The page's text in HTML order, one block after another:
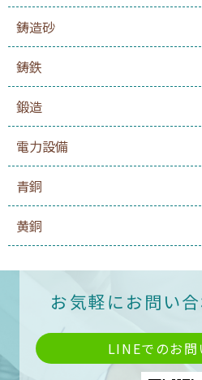
鋳造砂
鋳鉄
鍛造
電力設備
青銅
黄銅
お気軽にお問い
LINEでのお問